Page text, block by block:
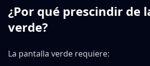
¿Por qué prescindir de
verde?
La pantalla verde requiere: